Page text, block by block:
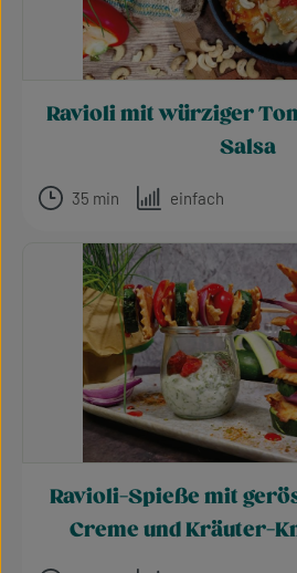
Ravioli mit würziger
Salsa
35 min einfach
Ravioli-Spieße mit
Creme und Kräuter-